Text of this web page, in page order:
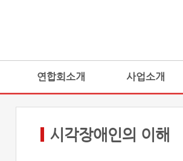
연합회소개 사업소개
시각장애인의 이해